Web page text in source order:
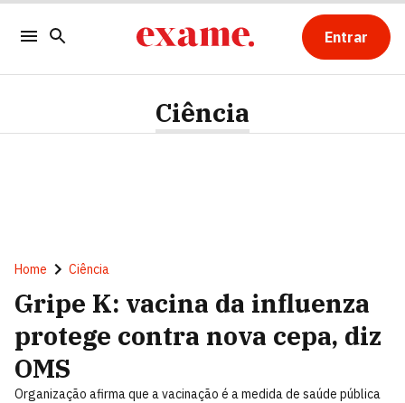
Entrar
Ciência
Home Ciência
Gripe K: vacina da influenza
protege contra nova cepa, diz
OMS
Organização afirma que a vacinação é a medida de saúde pública